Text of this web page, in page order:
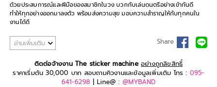
ด้วยประสบการณ์และฝีมือของสมาชิกในวง บวกกับเล่นดนตรีอย่างเข้ากันดี
ทำให้ทุกอย่างออกมาลงตัว พร้อมส่งความสุข มอบความสำราญให้กับทุกคนใน
งานได้ดี
อ่านเพิ่มเติม Share
ติดต่อจ้างงาน The sticker machine อย่างถูกลิขสิทธิ์
ราคาเริ่มต้น 30,000 บาท สอบถามคิวงานและข้อมูลเพิ่มเติม โทร : 095-
641-6298 | Line@ : @MYBAND